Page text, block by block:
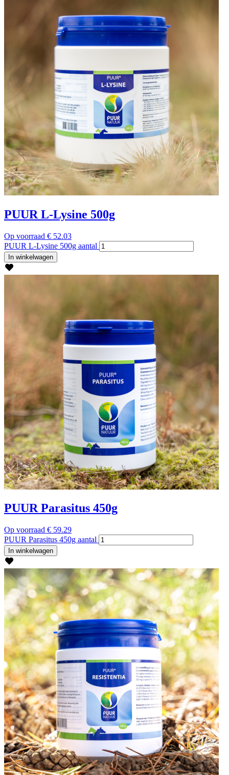
PUUR L-Lysine 500g
Op voorraad € 52.03
PUUR L-Lysine 500g aantal
In winkelwagen
PUUR Parasitus 450g
Op voorraad € 59.29
PUUR Parasitus 450g aantal
In winkelwagen